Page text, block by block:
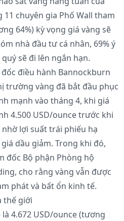
chuyên gia Phố Wall tham
64%) kỳ vọng giá vàng sẽ
nhà đầu tư cá nhân, 69% ý
sẽ đi lên ngắn hạn.
điều hành Bannockburn
trường vàng đã bắt đầu phục
mạnh vào tháng 4, khi giá
4.500 USD/ounce trước khi
lợi suất trái phiếu hạ
dầu giảm. Trong khi đó,
đốc Bộ phận Phòng hộ
cho rằng vàng vẫn được
phát và bất ổn kinh tế.
thế giới
4.672 USD/ounce (tương